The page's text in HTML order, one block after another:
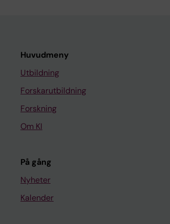
Huvudmeny
Utbildning
Forskarutbildning
Forskning
Om KI
På gång
Nyheter
Kalender